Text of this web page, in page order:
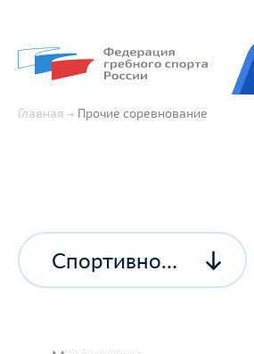
Главная Прочие соревнование
Спортивное соревнование спортивной организации